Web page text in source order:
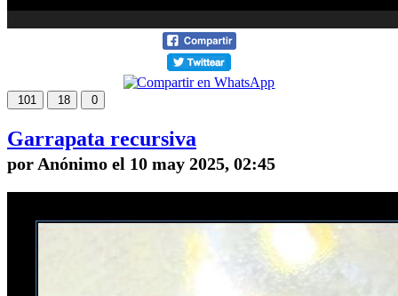
101 18 0
Garrapata recursiva
por Anónimo el 10 may 2025, 02:45